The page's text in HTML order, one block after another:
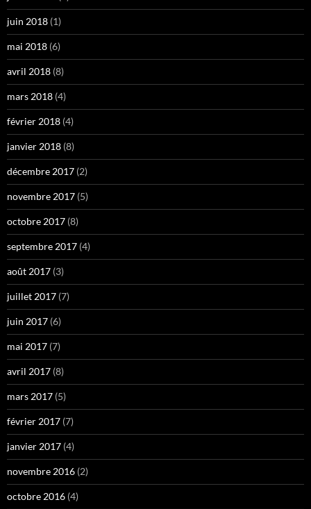
juin 2018 (1)
mai 2018 (6)
avril 2018 (8)
mars 2018 (4)
février 2018 (4)
janvier 2018 (8)
décembre 2017 (2)
novembre 2017 (5)
octobre 2017 (8)
septembre 2017 (4)
août 2017 (3)
juillet 2017 (7)
juin 2017 (6)
mai 2017 (7)
avril 2017 (8)
mars 2017 (5)
février 2017 (7)
janvier 2017 (4)
novembre 2016 (2)
octobre 2016 (4)